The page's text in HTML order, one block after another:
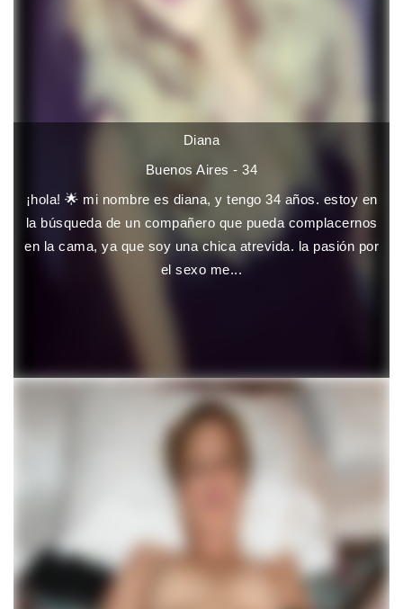
Diana
Buenos Aires - 34
¡hola! 🌟 mi nombre es diana, y tengo 34 años. estoy en
la búsqueda de un compañero que pueda complacernos
en la cama, ya que soy una chica atrevida. la pasión por
el sexo me...